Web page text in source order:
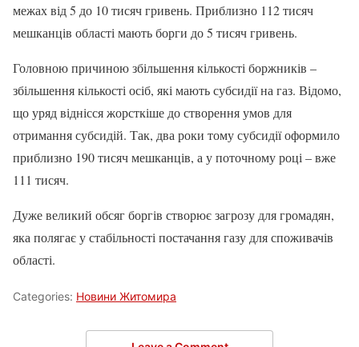
межах від 5 до 10 тисяч гривень. Приблизно 112 тисяч
мешканців області мають борги до 5 тисяч гривень.
Головною причиною збільшення кількості боржників –
збільшення кількості осіб, які мають субсидії на газ. Відомо,
що уряд віднісся жорсткіше до створення умов для
отримання субсидій. Так, два роки тому субсидії оформило
приблизно 190 тисяч мешканців, а у поточному році – вже
111 тисяч.
Дуже великий обсяг боргів створює загрозу для громадян,
яка полягає у стабільності постачання газу для споживачів
області.
Categories: Новини Житомира